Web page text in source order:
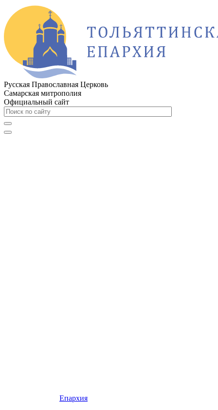
Русская Православная Церковь
Самарская митрополия
Официальный сайт
Епархия